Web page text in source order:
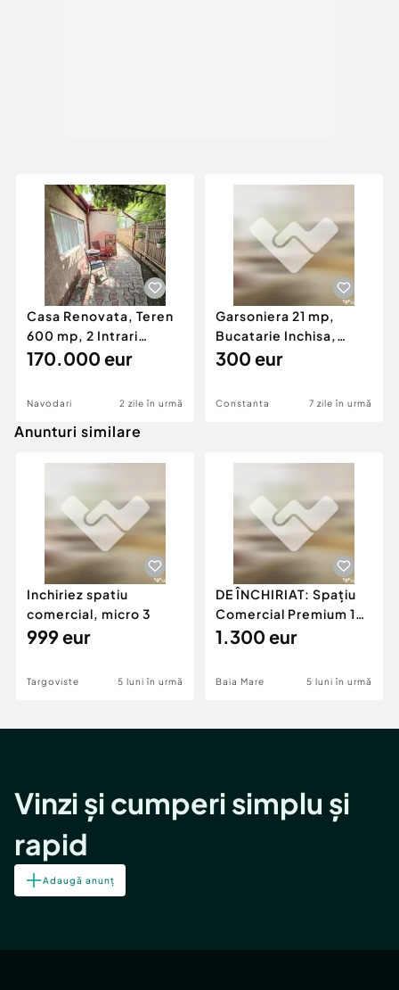
Casa Renovata, Teren
600 mp, 2 Intrari
Separate, Navodari Zo
170.000 eur
Navodari 2 zile în urmă
Garsoniera 21 mp,
Bucatarie Inchisa,
Valabil din Septembrie,
300 eur
Constanta 7 zile în urmă
Anunturi similare
Inchiriez spatiu
comercial, micro 3
999 eur
Targoviste 5 luni în urmă
DE ÎNCHIRIAT: Spațiu
Comercial Premium 146
mp – Vizibili
1.300 eur
Baia Mare 5 luni în urmă
Vinzi și cumperi simplu și
rapid
Adaugă anunț